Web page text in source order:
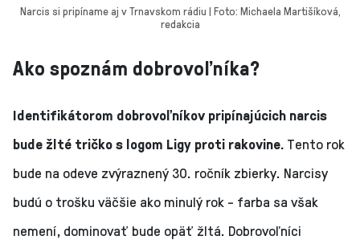
Narcis si pripíname aj v Trnavskom rádiu | Foto: Michaela Martišíková,
redakcia
Ako spoznám dobrovoľníka?
Identifikátorom dobrovoľníkov pripínajúcich narcis
bude žlté tričko s logom Ligy proti rakovine. Tento rok
bude na odeve zvýraznený 30. ročník zbierky. Narcisy
budú o trošku väčšie ako minulý rok - farba sa však
nemení, dominovať bude opäť žltá. Dobrovoľníci